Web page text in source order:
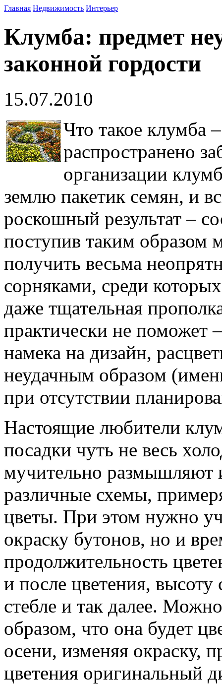
Главная Недвижимость Интерьер
Клумба: предмет
законной гордости
15.07.2010
Что такое клумба
распространено
организации
землю пакетик семян, и
роскошный результат –
поступив таким образом
получить весьма
сорняками, среди
даже тщательная
практически не поможет
намека на дизайн,
неудачным образом
при отсутствии
Настоящие любители
посадки чуть не весь
мучительно размышляют
различные схемы,
цветы. При этом нужно
окраску бутонов, но и
продолжительность
и после цветения, высоту
стебле и так далее.
образом, что она будет
осени, изменяя окраску,
цветения оригинальный